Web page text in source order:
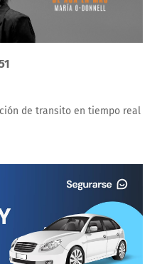
de transito en tiempo real